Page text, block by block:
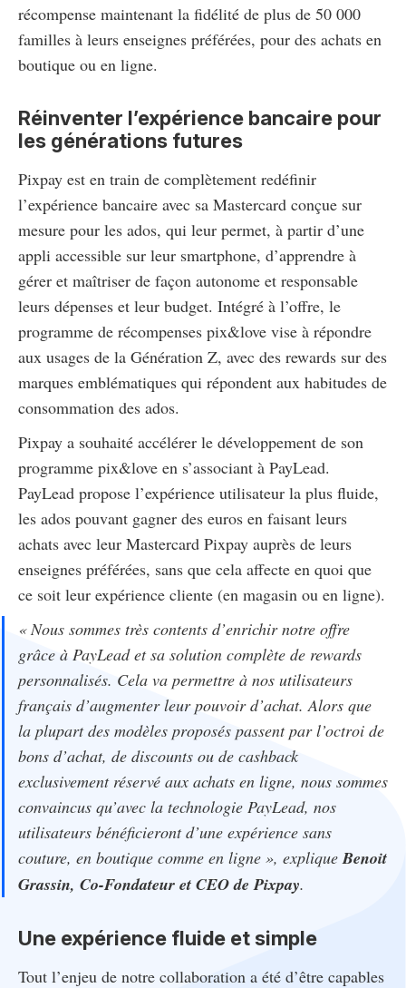
récompense maintenant la fidélité de plus de 50 000
familles à leurs enseignes préférées, pour des achats en
boutique ou en ligne.
Réinventer l’expérience bancaire pour
les générations futures
Pixpay est en train de complètement redéfinir
l’expérience bancaire avec sa Mastercard conçue sur
mesure pour les ados, qui leur permet, à partir d’une
appli accessible sur leur smartphone, d’apprendre à
gérer et maîtriser de façon autonome et responsable
leurs dépenses et leur budget. Intégré à l’offre, le
programme de récompenses pix&love vise à répondre
aux usages de la Génération Z, avec des rewards sur des
marques emblématiques qui répondent aux habitudes de
consommation des ados.
Pixpay a souhaité accélérer le développement de son
programme pix&love en s’associant à PayLead.
PayLead propose l’expérience utilisateur la plus fluide,
les ados pouvant gagner des euros en faisant leurs
achats avec leur Mastercard Pixpay auprès de leurs
enseignes préférées, sans que cela affecte en quoi que
ce soit leur expérience cliente (en magasin ou en ligne).
« Nous sommes très contents d’enrichir notre offre
grâce à PayLead et sa solution complète de rewards
personnalisés. Cela va permettre à nos utilisateurs
français d’augmenter leur pouvoir d’achat. Alors que
la plupart des modèles proposés passent par l’octroi de
bons d’achat, de discounts ou de cashback
exclusivement réservé aux achats en ligne, nous sommes
convaincus qu’avec la technologie PayLead, nos
utilisateurs bénéficieront d’une expérience sans
couture, en boutique comme en ligne », expliqueBenoit
Grassin, Co-Fondateur et CEO de Pixpay.
Une expérience fluide et simple
Tout l’enjeu de notre collaboration a été d’être capables